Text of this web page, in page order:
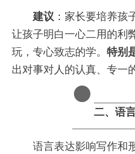
建议 ：家长要培养孩
让孩子明白一心二用的利
玩，专心致志的学。 特别
出对事对人的认真、专一
二、语
语言表达影响写作和形